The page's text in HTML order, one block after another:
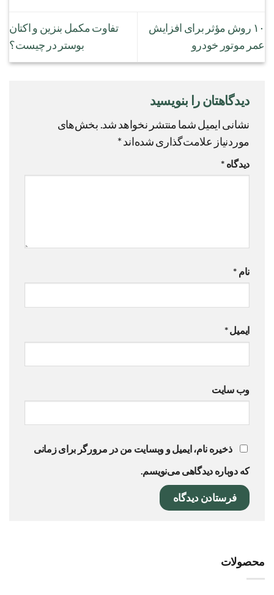
۱۰ روش مؤثر برای افزایش
عمر موتور خودرو
تفاوت مکمل بنزین و اکتان
بوستر در چیست؟
دیدگاهتان را بنویسید
نشانی ایمیل شما منتشر نخواهد شد. بخش‌های
موردنیاز علامت‌گذاری شده‌اند*
دیدگاه *
نام *
ایمیل*
وب‌ سایت
ذخیره نام، ایمیل و وبسایت من در مرورگر برای زمانی
که دوباره دیدگاهی می‌نویسم.
محصولات